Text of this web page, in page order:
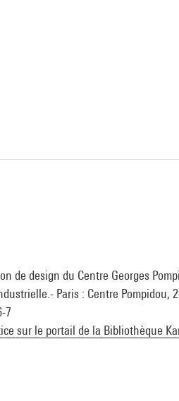
de design du Centre Georges
Paris : Centre Pompidou,
7
sur le portail de la Bibliothèque